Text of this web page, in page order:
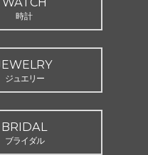
時計
ジュエリー
BRIDAL
ブライダル